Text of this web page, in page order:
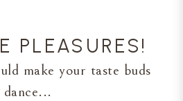
PLEASURES!
make your taste buds
dance...